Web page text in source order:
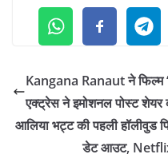
Kangana Ranaut ने फिल्म
एक्ट्रेस ने इमोशनल पोस्ट शेयर
आलिया भट्ट की पहली हॉलीवुड
डेट आउट, Netflix